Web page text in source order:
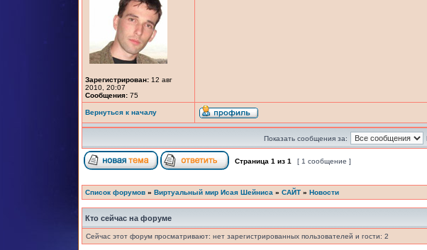
Зарегистрирован: 12 авг
2010, 20:07
Сообщения: 75
Вернуться к началу
Показать сообщения за:
Страница 1 из 1 [ 1 сообщение ]
Список форумов » Виртуальный мир Исая Шейниса » САЙТ » Новости
Кто сейчас на форуме
Сейчас этот форум просматривают: нет зарегистрированных пользователей и гости: 2